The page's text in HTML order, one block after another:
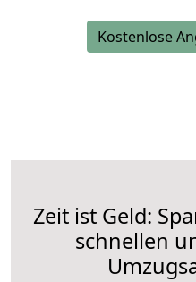
Kostenlose
Zeit ist Geld:
schnellen